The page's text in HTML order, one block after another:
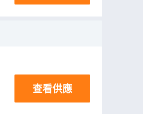
查看供應